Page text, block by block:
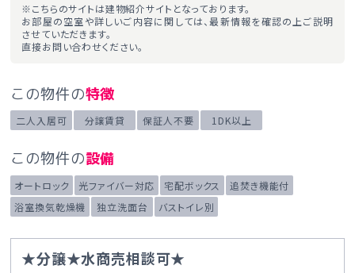
※こちらのサイトは建物紹介サイトとなっております。
お部屋の空室や詳しいご内容に関しては、最新情報を確認の上ご説明
させていただきます。
直接お問い合わせください。
この物件の特徴
二人入居可 分譲賃貸 保証人不要 1DK以上
この物件の設備
オートロック 光ファイバー対応 宅配ボックス
追焚き機能付
浴室換気乾燥機
独立洗面台 バストイレ別
★分譲★水商売相談可★